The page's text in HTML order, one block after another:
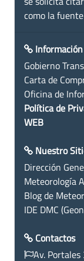
como la
Gobierno
Carta de
Oficina de
Política de
WEB
Nuestro
Dirección
Meteorología
Blog de
IDE DMC
Contactos
Av.